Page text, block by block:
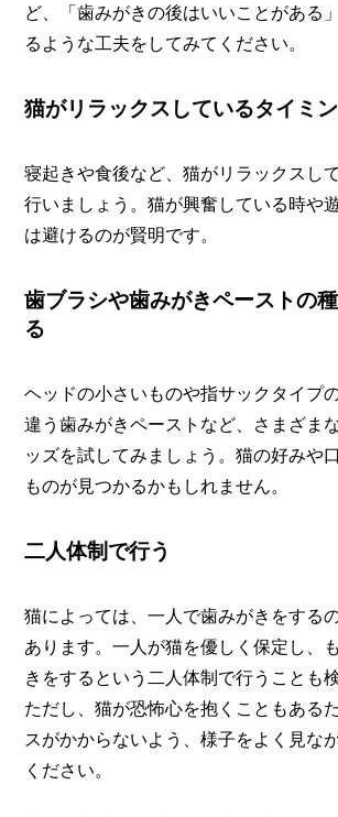
ど、「歯みがきの後はいいことがある
るような工夫をしてみてください。
猫がリラックスしているタイミ
寝起きや食後など、猫がリラックスし
行いましょう。猫が興奮している時や
は避けるのが賢明です。
歯ブラシや歯みがきペーストの
る
ヘッドの小さいものや指サックタイプ
違う歯みがきペーストなど、さまざま
ッズを試してみましょう。猫の好みや
ものが見つかるかもしれません。
二人体制で行う
猫によっては、一人で歯みがきをする
あります。一人が猫を優しく保定し、
きをするという二人体制で行うことも
ただし、猫が恐怖心を抱くこともある
スがかからないよう、様子をよく見な
ください。